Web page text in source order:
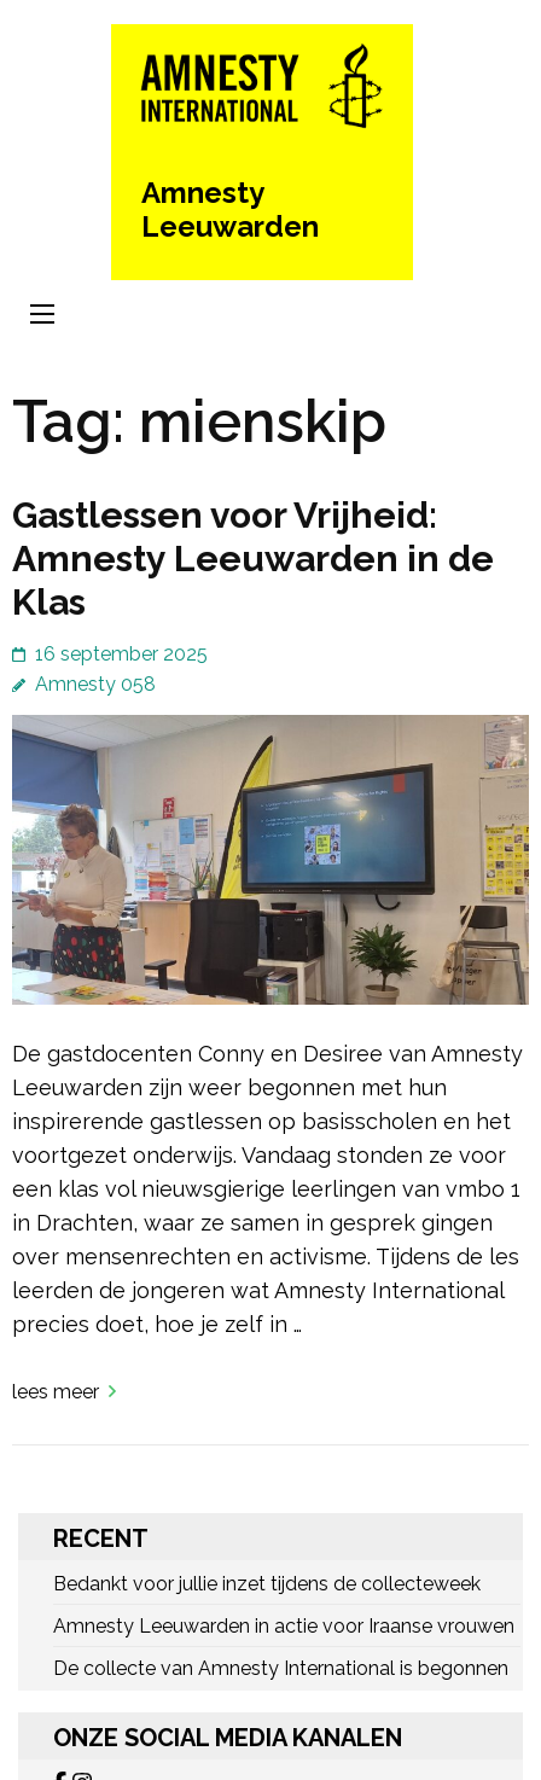
Amnesty
Leeuwarden
Tag: mienskip
Gastlessen voor Vrijheid:
Amnesty Leeuwarden in de
Klas
16 september 2025
Amnesty 058
De gastdocenten Conny en Desiree van Amnesty
Leeuwarden zijn weer begonnen met hun
inspirerende gastlessen op basisscholen en het
voortgezet onderwijs. Vandaag stonden ze voor
een klas vol nieuwsgierige leerlingen van vmbo 1
in Drachten, waar ze samen in gesprek gingen
over mensenrechten en activisme. Tijdens de les
leerden de jongeren wat Amnesty International
precies doet, hoe je zelf in …
lees meer
RECENT
Bedankt voor jullie inzet tijdens de collecteweek
Amnesty Leeuwarden in actie voor Iraanse vrouwen
De collecte van Amnesty International is begonnen
ONZE SOCIAL MEDIA KANALEN